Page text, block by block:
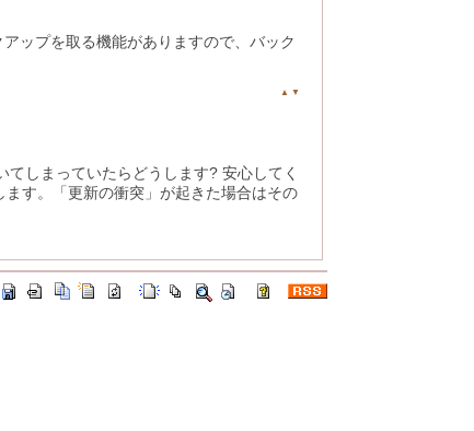
ップを取る機能がありますので、バック
▲ ▼
しまっていたらどうします? 安心してく
す。「更新の衝突」が起きた場合はその